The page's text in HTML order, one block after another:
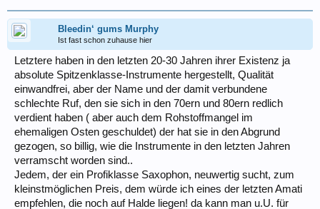
Bleedin‘ gums Murphy
Ist fast schon zuhause hier
Letztere haben in den letzten 20-30 Jahren ihrer Existenz ja
absolute Spitzenklasse-Instrumente hergestellt, Qualität
einwandfrei, aber der Name und der damit verbundene
schlechte Ruf, den sie sich in den 70ern und 80ern redlich
verdient haben ( aber auch dem Rohstoffmangel im
ehemaligen Osten geschuldet) der hat sie in den Abgrund
gezogen, so billig, wie die Instrumente in den letzten Jahren
verramscht worden sind..
Jedem, der ein Profiklasse Saxophon, neuwertig sucht, zum
kleinstmöglichen Preis, dem würde ich eines der letzten Amati
empfehlen, die noch auf Halde liegen! da kann man u.U. für